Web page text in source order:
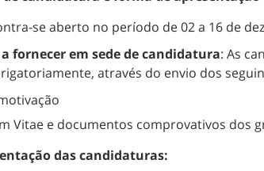
se aberto no período de 02 a 16 de
fornecer em sede de candidatura: As
através do envio dos
Vitae e documentos comprovativos dos
das candidaturas: